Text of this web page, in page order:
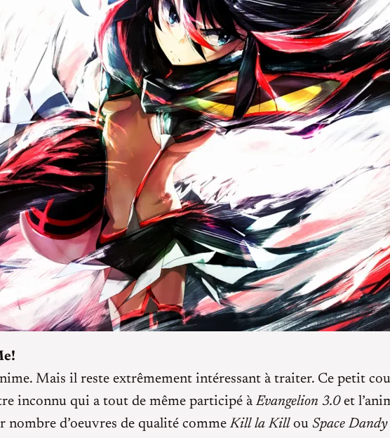
Mais il reste extrêmement intéressant à traiter. Ce petit
inconnu qui a tout de même participé àEvangelion 3.0et
nombre d’oeuvres de qualité commeKill la Killou Space